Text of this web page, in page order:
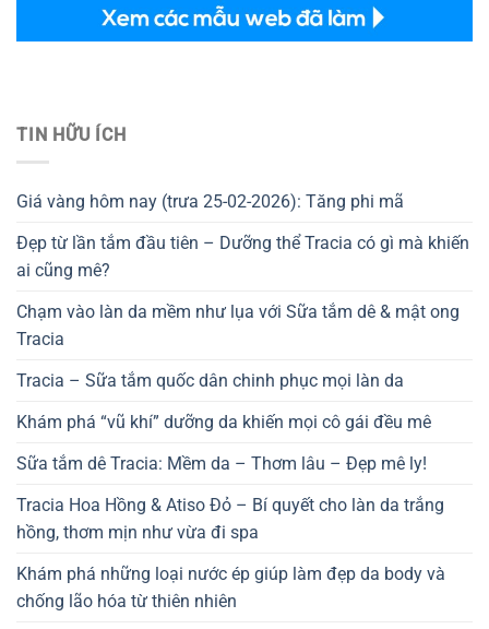
TIN HỮU ÍCH
Giá vàng hôm nay (trưa 25-02-2026): Tăng phi mã
Đẹp từ lần tắm đầu tiên – Dưỡng thể Tracia có gì mà khiến
ai cũng mê?
Chạm vào làn da mềm như lụa với Sữa tắm dê & mật ong
Tracia
Tracia – Sữa tắm quốc dân chinh phục mọi làn da
Khám phá “vũ khí” dưỡng da khiến mọi cô gái đều mê
Sữa tắm dê Tracia: Mềm da – Thơm lâu – Đẹp mê ly!
Tracia Hoa Hồng & Atiso Đỏ – Bí quyết cho làn da trắng
hồng, thơm mịn như vừa đi spa
Khám phá những loại nước ép giúp làm đẹp da body và
chống lão hóa từ thiên nhiên